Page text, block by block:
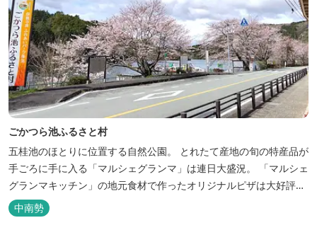
ごかつら池ふるさと村
五桂池のほとりに位置する自然公園。 とれたて産地の旬の特産品が
手ごろに手に入る「マルシェグランマ」は連日大盛況。 「マルシェ
グランマキッチン」の地元食材で作ったオリジナルピザは大好評！
バーベキューも楽しめます。食材と必要な道具がセットになった
「手ぶらバーベキューセット」も人気です。 『ごかつら池どうぶつ
中南勢